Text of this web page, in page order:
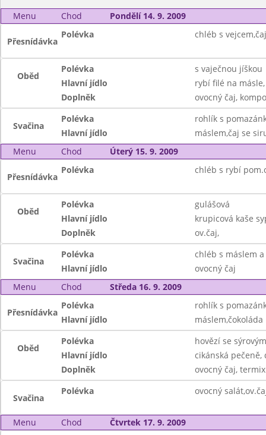
Menu Chod Pondělí 14. 9. 2009
Přesnídávka
Polévka chléb s
Oběd
Polévka
s vaječnou jíškou
Hlavní jídlo
rybí filé na
Doplněk
ovocný čaj,
Svačina
Polévka
rohlík s
Hlavní jídlo
máslem,čaj se
Menu
Chod Úterý 15. 9. 2009
Přesnídávka
Polévka chléb s rybí
Oběd
Polévka
gulášová
Hlavní jídlo
krupicová kaše
Doplněk
ov.čaj,
Svačina
Polévka
chléb s máslem
Hlavní jídlo
ovocný čaj
Menu
Chod Středa 16. 9. 2009
Přesnídávka
Polévka
rohlík s
Hlavní jídlo
máslem,čokoláda
Oběd
Polévka
hovězí se
Hlavní jídlo
cikánská pečeně,
Doplněk
ovocný čaj, termix
Svačina
Polévka ovocný
Menu Chod Čtvrtek 17. 9. 2009